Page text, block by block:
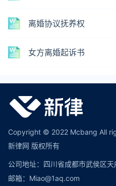
离婚协议抚养权
女方离婚起诉书
Copyright © 2022 Mcbang All
新律网 版权所有
公司地址：四川省成都市武侯区
邮箱：Miao@1aq.com